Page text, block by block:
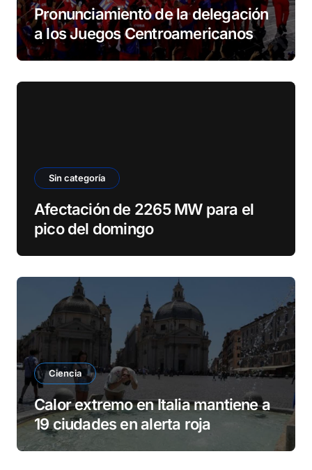
Pronunciamiento de la delegación
a los Juegos Centroamericanos
Sin categoría
Afectación de 2265 MW para el
pico del domingo
Ciencia
Calor extremo en Italia mantiene a
19 ciudades en alerta roja